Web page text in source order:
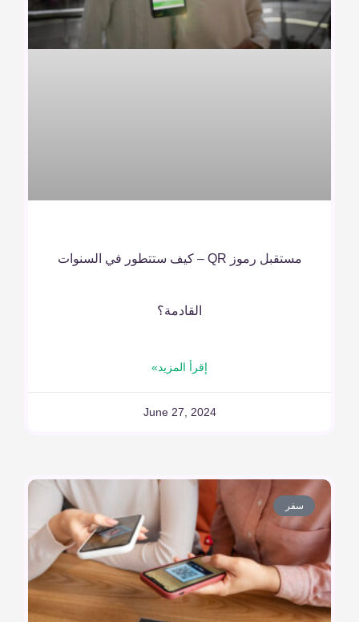
مستقبل رموز QR – كيف ستتطور في السنوات
القادمة؟
إقرأ المزيد»
June 27, 2024
سفر